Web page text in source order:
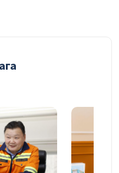
ШУУРХАЙ
хүрээлэн
нэмэгдүүлэх